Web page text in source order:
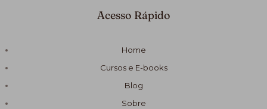
Acesso Rápido
Home
Cursos e E-books
Blog
Sobre